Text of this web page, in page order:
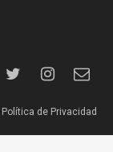
Política de Privacidad